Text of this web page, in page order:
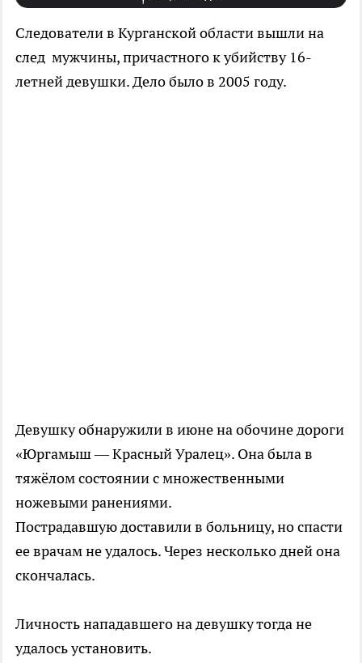
Следователи в Курганской области вышли на
след мужчины, причастного к убийству 16-
летней девушки. Дело было в 2005 году.
Девушку обнаружили в июне на обочине дороги
«Юргамыш — Красный Уралец». Она была в
тяжёлом состоянии с множественными
ножевыми ранениями.
Пострадавшую доставили в больницу, но спасти
ее врачам не удалось. Через несколько дней она
скончалась.
Личность нападавшего на девушку тогда не
удалось установить.